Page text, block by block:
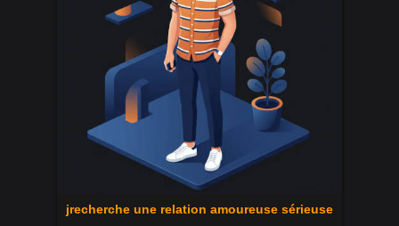
jrecherche une relation amoureuse sérieuse